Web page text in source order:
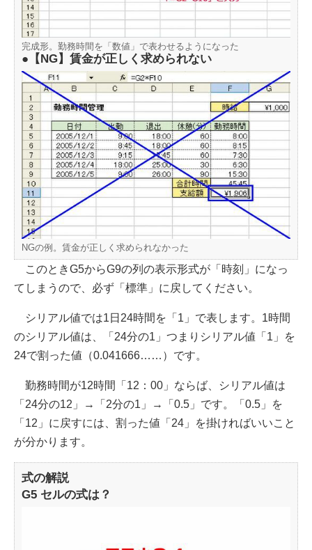
完成形。勤務時間を「数値」で表わせるようになった
●【NG】賃金が正しく求められない
NGの例。賃金が正しく求められなかった
このときG5からG9の列の表示形式が「時刻」になっ
てしまうので、必ず「標準」に戻してください。
シリアル値では1日24時間を「1」で表します。1時間
のシリアル値は、「24分の1」つまりシリアル値「1」を
24で割った値（0.041666……）です。
勤務時間が12時間「12：00」ならば、シリアル値は
「24分の12」→「2分の1」→「0.5」です。「0.5」を
「12」に戻すには、割った値「24」を掛ければいいこと
が分かります。
式の解説
G5 セルの式は？